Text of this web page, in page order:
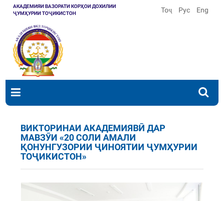
АКАДЕМИЯИ ВАЗОРАТИ КОРҲОИ ДОХИЛИИ
ҶУМҲУРИИ ТОҶИКИСТОН
Тоҷ Рус Eng
ВИКТОРИНАИ АКАДЕМИЯВӢ ДАР
МАВЗӮИ «20 СОЛИ АМАЛИ
ҚОНУНГУЗОРИИ ҶИНОЯТИИ ҶУМҲУРИИ
ТОҶИКИСТОН»